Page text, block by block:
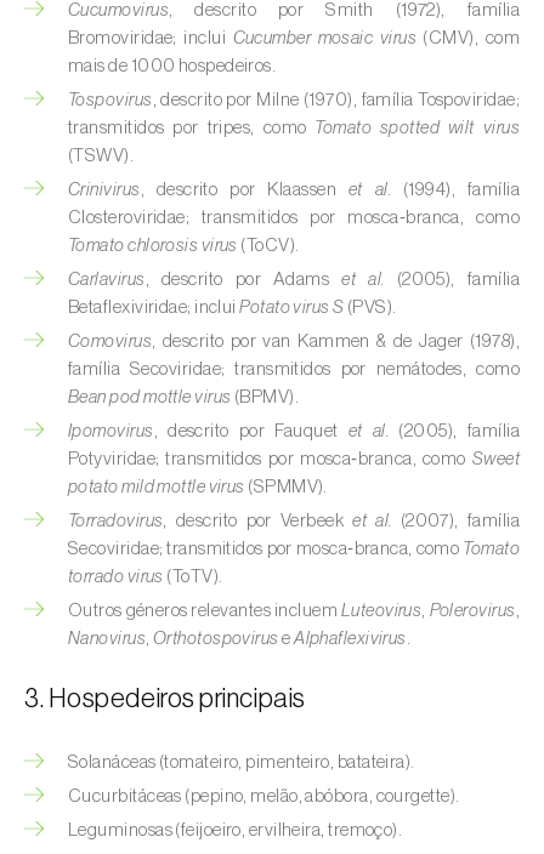
Cucumovirus, descrito por Smith (1972), família
Bromoviridae; inclui Cucumber mosaic virus (CMV), com
mais de 1000 hospedeiros.
Tospovirus , descrito por Milne (1970), família Tospoviridae;
transmitidos por tripes, como
Tomato spotted wilt virus
(TSWV).
Crinivirus , descrito por Klaassen et al. (1994), família
Closteroviridae; transmitidos por mosca‑branca, como
Tomato chlorosis virus (ToCV).
Carlavirus , descrito por Adamset al.
(2005), família
Betaflexiviridae; incluiPotato virus S (PVS).
Comovirus, descrito por van Kammen & de Jager (1978),
família Secoviridae; transmitidos por nemátodes, como
Bean pod mottle virus (BPMV).
Ipomovirus , descrito por Fauquet et al. (2005), família
Potyviridae; transmitidos por mosca‑branca, como Sweet
potato mild mottle virus (SPMMV).
Torradovirus, descrito por Verbeeket al.
(2007), família
Secoviridae; transmitidos por mosca‑branca, como Tomato
torrado virus (ToTV).
Outros géneros relevantes incluem Luteovirus, Polerovirus ,
Nanovirus, Orthotospovirus eAlphaflexivirus .
3. Hospedeiros principais
Solanáceas (tomateiro, pimenteiro, batateira).
Cucurbitáceas (pepino, melão, abóbora, courgette).
Leguminosas (feijoeiro, ervilheira, tremoço).